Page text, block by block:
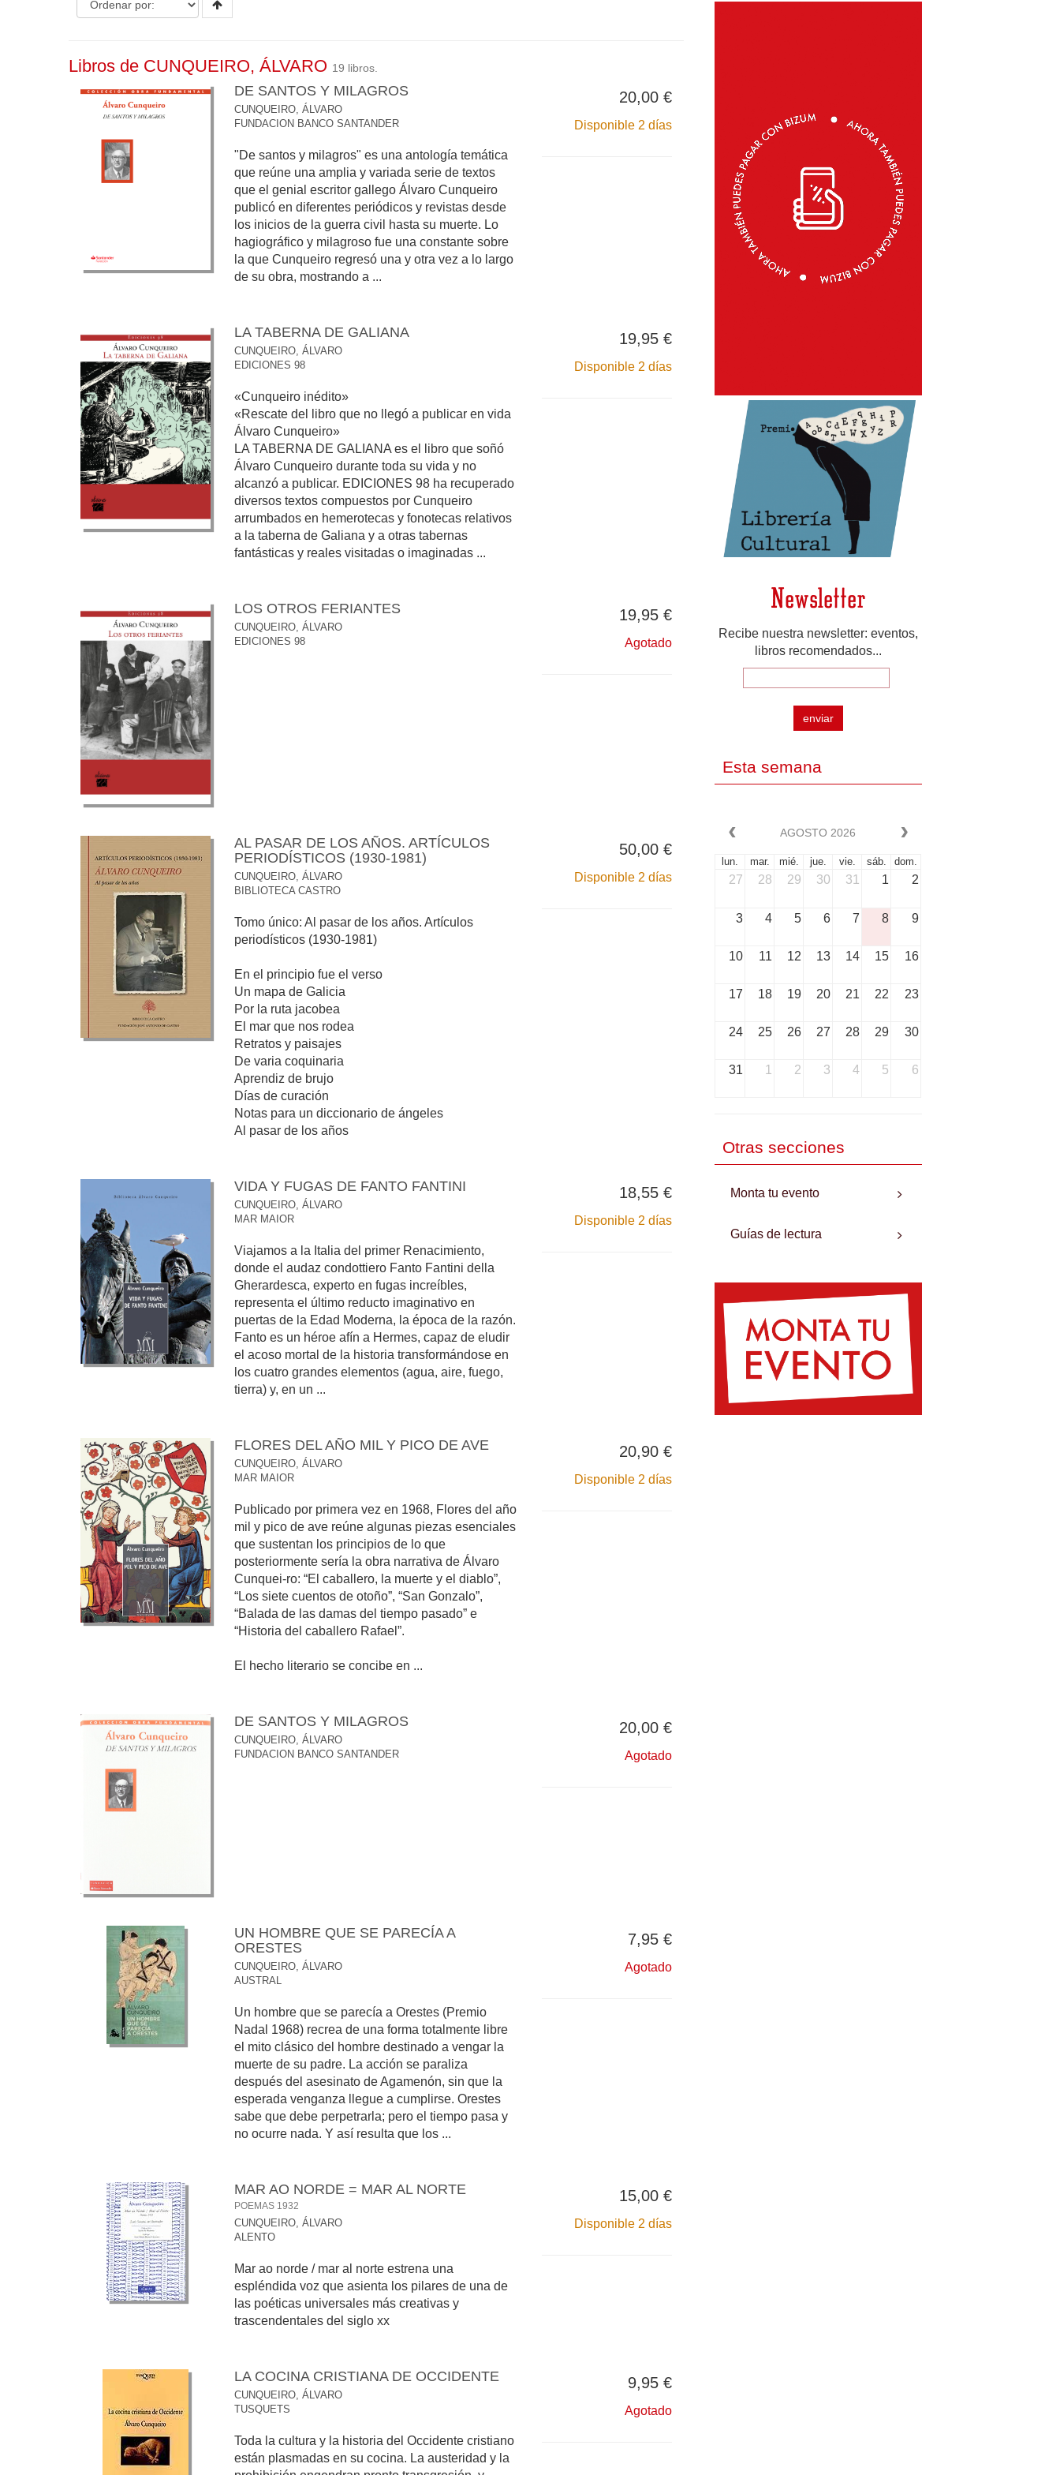
Libros de CUNQUEIRO, ÁLVARO 19 libros.
DE SANTOS Y MILAGROS
CUNQUEIRO, ÁLVARO
FUNDACION BANCO SANTANDER
"De santos y milagros" es una antología temática
que reúne una amplia y variada serie de textos
que el genial escritor gallego Álvaro Cunqueiro
publicó en diferentes periódicos y revistas desde
los inicios de la guerra civil hasta su muerte. Lo
hagiográfico y milagroso fue una constante sobre
la que Cunqueiro regresó una y otra vez a lo largo
de su obra, mostrando a ...
20,00 €
Disponible 2 días
LA TABERNA DE GALIANA
CUNQUEIRO, ÁLVARO
EDICIONES 98
«Cunqueiro inédito»
«Rescate del libro que no llegó a publicar en vida
Álvaro Cunqueiro»
LA TABERNA DE GALIANA es el libro que soñó
Álvaro Cunqueiro durante toda su vida y no
alcanzó a publicar. EDICIONES 98 ha recuperado
diversos textos compuestos por Cunqueiro
arrumbados en hemerotecas y fonotecas relativos
a la taberna de Galiana y a otras tabernas
fantásticas y reales visitadas o imaginadas ...
19,95 €
Disponible 2 días
LOS OTROS FERIANTES
CUNQUEIRO, ÁLVARO
EDICIONES 98
19,95 €
Agotado
AL PASAR DE LOS AÑOS. ARTÍCULOS
PERIODÍSTICOS (1930-1981)
CUNQUEIRO, ÁLVARO
BIBLIOTECA CASTRO
Tomo único: Al pasar de los años. Artículos
periodísticos (1930-1981)
En el principio fue el verso
Un mapa de Galicia
Por la ruta jacobea
El mar que nos rodea
Retratos y paisajes
De varia coquinaria
Aprendiz de brujo
Días de curación
Notas para un diccionario de ángeles
Al pasar de los años
50,00 €
Disponible 2 días
VIDA Y FUGAS DE FANTO FANTINI
CUNQUEIRO, ÁLVARO
MAR MAIOR
Viajamos a la Italia del primer Renacimiento,
donde el audaz condottiero Fanto Fantini della
Gherardesca, experto en fugas increíbles,
representa el último reducto imaginativo en
puertas de la Edad Moderna, la época de la razón.
Fanto es un héroe afín a Hermes, capaz de eludir
el acoso mortal de la historia transformándose en
los cuatro grandes elementos (agua, aire, fuego,
tierra) y, en un ...
18,55 €
Disponible 2 días
FLORES DEL AÑO MIL Y PICO DE AVE
CUNQUEIRO, ÁLVARO
MAR MAIOR
Publicado por primera vez en 1968, Flores del año
mil y pico de ave reúne algunas piezas esenciales
que sustentan los principios de lo que
posteriormente sería la obra narrativa de Álvaro
Cunquei-ro: “El caballero, la muerte y el diablo”,
“Los siete cuentos de otoño”, “San Gonzalo”,
“Balada de las damas del tiempo pasado” e
“Historia del caballero Rafael”.
El hecho literario se concibe en ...
20,90 €
Disponible 2 días
DE SANTOS Y MILAGROS
CUNQUEIRO, ÁLVARO
FUNDACION BANCO SANTANDER
20,00 €
Agotado
UN HOMBRE QUE SE PARECÍA A
ORESTES
CUNQUEIRO, ÁLVARO
AUSTRAL
Un hombre que se parecía a Orestes (Premio
Nadal 1968) recrea de una forma totalmente libre
el mito clásico del hombre destinado a vengar la
muerte de su padre. La acción se paraliza
después del asesinato de Agamenón, sin que la
esperada venganza llegue a cumplirse. Orestes
sabe que debe perpetrarla; pero el tiempo pasa y
no ocurre nada. Y así resulta que los ...
7,95 €
Agotado
MAR AO NORDE = MAR AL NORTE
POEMAS 1932
CUNQUEIRO, ÁLVARO
ALENTO
Mar ao norde / mar al norte estrena una
espléndida voz que asienta los pilares de una de
las poéticas universales más creativas y
trascendentales del siglo xx
15,00 €
Disponible 2 días
LA COCINA CRISTIANA DE OCCIDENTE
CUNQUEIRO, ÁLVARO
TUSQUETS
Toda la cultura y la historia del Occidente cristiano
están plasmadas en su cocina. La austeridad y la
9,95 €
Agotado
Newsletter
Recibe nuestra newsletter: eventos,
libros recomendados...
enviar
Esta semana
AGOSTO 2026
lun. mar. mié. jue. vie. sáb. dom.
27 28 29 30 31 1 2
3 4 5 6 7 8 9
10 11 12 13 14 15 16
17 18 19 20 21 22 23
24 25 26 27 28 29 30
31 1 2 3 4 5 6
Otras secciones
Monta tu evento
Guías de lectura